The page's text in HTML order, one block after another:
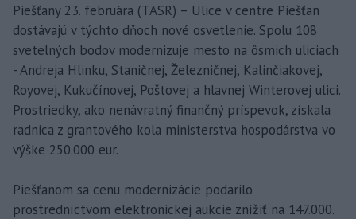
Piešťany 23. februára (TASR) – Ulice v centre Piešťan
dostávajú v týchto dňoch nové osvetlenie. Spolu 108
svetelných bodov modernizuje mesto na ôsmich uliciach
- Andreja Hlinku, Staničnej, Železničnej, Kalinčiakovej,
Royovej, Kukučínovej, Poštovej a hlavnej Winterovej ulici.
Prostriedky, ako nenávratný finančný príspevok, získala
radnica z grantového kola ministerstva hospodárstva vo
výške 250.000 eur.
Piešťanom sa cenu modernizácie podarilo
prostredníctvom elektronickej aukcie znížiť na 147.000.